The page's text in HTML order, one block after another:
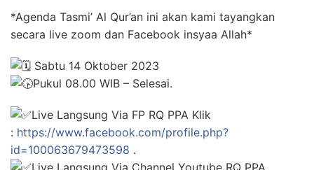
*Agenda Tasmi’ Al Qur’an ini akan kami tayangkan
secara live zoom dan Facebook insyaa Allah*
Sabtu 14 Oktober 2023
Pukul 08.00 WIB – Selesai.
Live Langsung Via FP RQ PPA Klik
: https://www.facebook.com/profile.php?
id=100063679473598 .
Live Langsung Via Channel Youtube RQ PPA